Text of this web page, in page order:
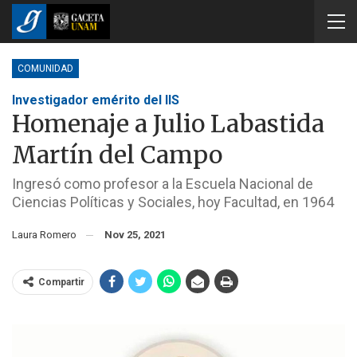
COMUNIDAD
Investigador emérito del IIS
Homenaje a Julio Labastida
Martín del Campo
Ingresó como profesor a la Escuela Nacional de
Ciencias Políticas y Sociales, hoy Facultad, en 1964
Laura Romero Nov 25, 2021
Compartir